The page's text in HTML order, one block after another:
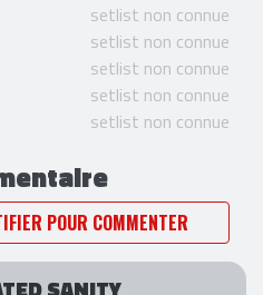
setlist non connue
setlist non connue
setlist non connue
setlist non connue
setlist non connue
POUR COMMENTER